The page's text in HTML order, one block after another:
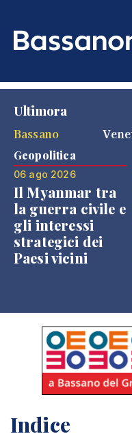
Ultimora
Bassano
Geopolitica
06 ago 2026
Il Myanmar tra
la guerra civile e
gli interessi
strategici dei
Paesi vicini
Indice